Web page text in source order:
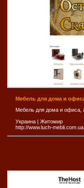
Мебель для дома и
Мебель для дома и офиса,
Украина | Житомир
http://www.luch-mebli.com.ua